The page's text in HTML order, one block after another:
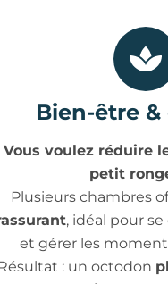
Bien-être
Vous voulez réduire
petit
Plusieurs chambres
, idéal pour
et gérer les
: un octodon